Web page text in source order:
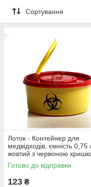
Сортування
Лоток - Контейнер для
медвідходів, ємність 0,75
жовтий з червоною
Готово до відправки
123 ₴